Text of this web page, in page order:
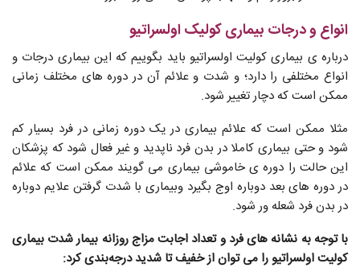
انواع و درجات بیماری کولیک اولسراتیو
درباره ی بیماری کولیت اولسراتیو باید بگوییم که این بیماری درجات و
انواع مختلفی را دارد؛ و شدت و علائم آن در دوره‌ های مختلف زمانی
ممکن است که دچار تغییر شود.
مثلا ممکن است که علائم بیماری در یک دوره زمانی در فرد بسیار کم
شود و حتی بیماری کاملا در بدن فرد ناپدید و غیر فعال شود که پزشکان
این حالت را دوره ی خاموشی بیماری می گویند ممکن است که علائم
در دوره های بعد دوباره اوج بگیرد وبیماری با شدت گرفتن علایم دوباره
در بدن فرد شعله ‌ور شود.
با توجه به نشانه‌ های فرد و تعداد اجابت مزاج روزانه بیمار شدت بیماری
کولیت اولسراتیو را می توان از خفیف تا شدید درجه‌بندی کرد: